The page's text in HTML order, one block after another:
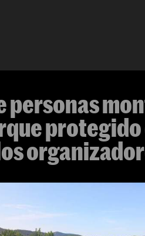
personas